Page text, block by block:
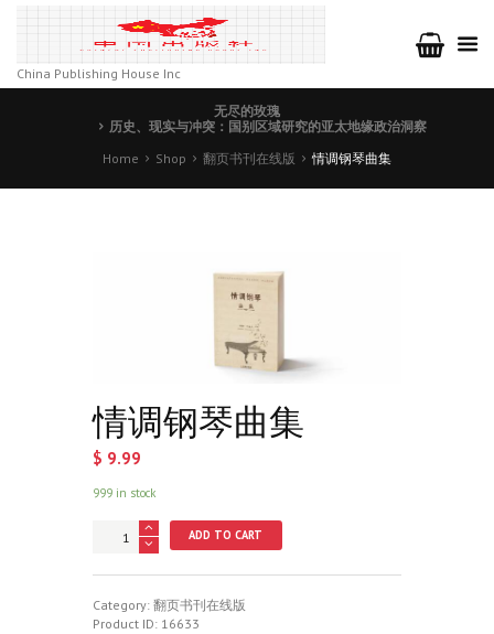
China Publishing House Inc
无尽的玫瑰
历史、现实与冲突：国别区域研究的亚太地缘政治洞察
Home
Shop 翻页书刊在线版 情调钢琴曲集
情调钢琴曲集
$ 9.99
999 in stock
曲
集
ADD TO CART
Category: 翻页书刊在线版
Product ID: 16633